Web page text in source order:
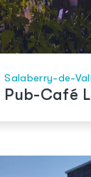
Salaberry-de-
Pub-Café